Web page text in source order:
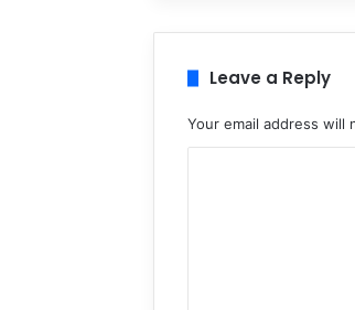
Leave a Reply
Your email address will